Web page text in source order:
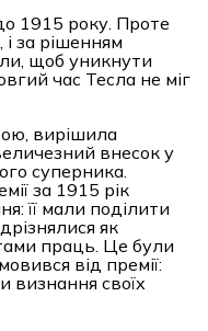
1915 року. Проте
за рішенням
щоб уникнути
час Тесла не міг
вирішила
внесок у
суперника.
за 1915 рік
її мали поділити
як
праць. Це були
від премії:
визнання своїх